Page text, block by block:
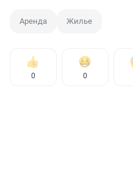
Аренда Жилье
0 0